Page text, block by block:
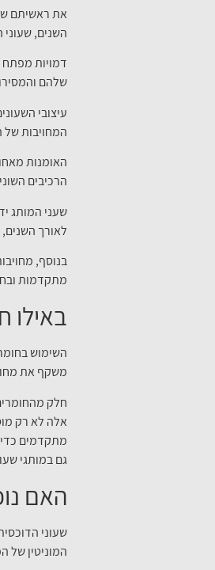
את ראשיתם
השנים,
דמויות מפתח
שלהם
עיצובי
המחויבות של
האומנות
הרכיבים
שעני המותג
לאורך
בנוסף,
מתקדמות
באילו
השימוש
משקף את
חלק
אלה לא רק
מתקדמים כדי
גם במותגי
האם
שעוני
המוניטין של